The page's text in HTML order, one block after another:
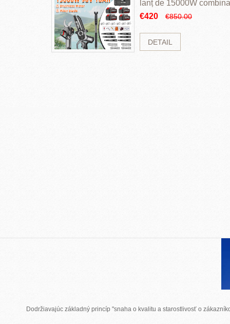
lanț de 15000W
perii și baterie cu li
€420 €850.00
DETAIL
Dodržiavajúc základný princíp "snaha o kvalitu a starostlivosť o